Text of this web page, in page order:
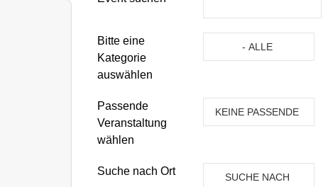
Bitte eine
Kategorie
auswählen
- ALLE
Passende
Veranstaltung
wählen
KEINE PASSENDE
Suche nach Ort SUCHE NACH